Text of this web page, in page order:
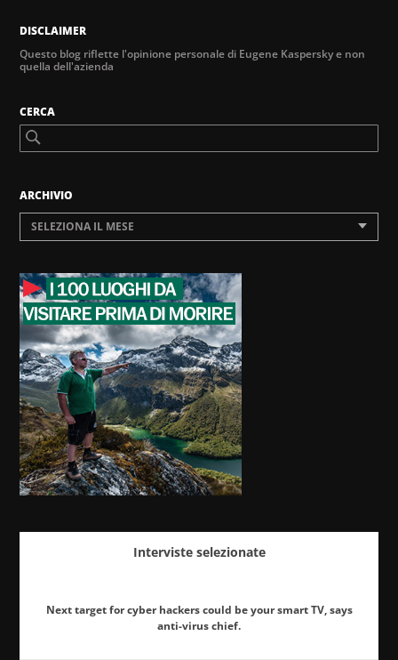
DISCLAIMER
Questo blog riflette l'opinione personale di Eugene Kaspersky e non
quella dell'azienda
CERCA
ARCHIVIO
SELEZIONA IL MESE
Interviste selezionate
Next target for cyber hackers could be your smart TV, says
anti-virus chief.